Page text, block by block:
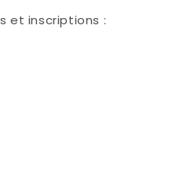
et inscriptions :